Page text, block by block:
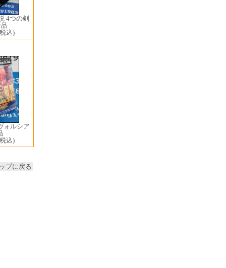
4つの剣
込)
ォルシア
込)
プに戻る